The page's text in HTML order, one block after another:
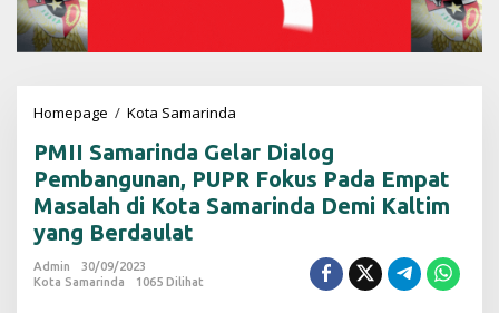
Homepage / Kota Samarinda
I
I
S
a
PMII Samarinda Gelar Dialog
Pembangunan, PUPR Fokus Pada Empat
Masalah di Kota Samarinda Demi Kaltim
yang Berdaulat
Admin
30/09/2023
Kota Samarinda
1065 Dilihat